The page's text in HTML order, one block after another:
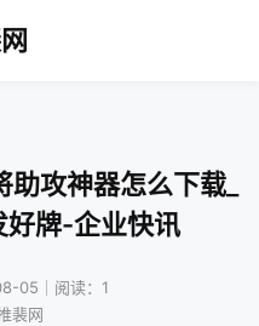
攻神器怎么下载_
好牌-企业快讯
05｜阅读：1
裴网